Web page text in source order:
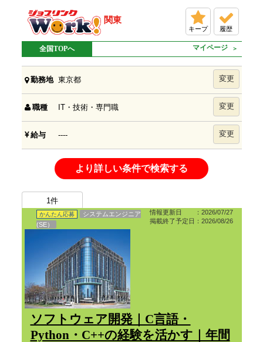
関東
キープ 履歴
全国TOPへ マイページ
勤務地 東京都 変更
職種 IT・技術・専門職 変更
給与 ---- 変更
より詳しい条件で検索する
1件
情報更新日 ：2026/07/27
掲載終了予定日：2026/08/26
かんたん応募
システムエンジニア
(SE）
ソフトウェア開発｜C言語・
Python・C++の経験を活かす｜年間